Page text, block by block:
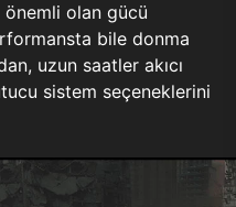
olan gücü
bile donma
uzun saatler akıcı
sistem seçeneklerini